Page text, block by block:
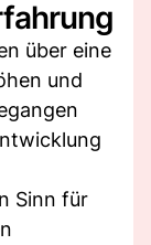
über eine
und
Sinn für